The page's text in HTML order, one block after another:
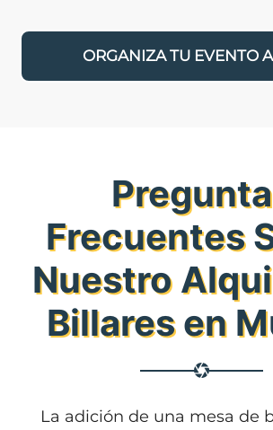
ORGANIZA TU EVENTO
Frecuentes
Nuestro
Billares en
La adición de una mesa de